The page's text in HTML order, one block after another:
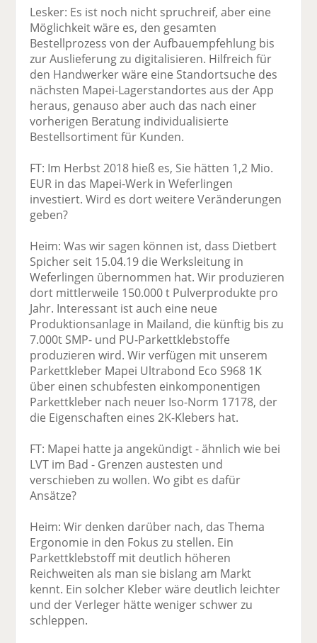
Lesker: Es ist noch nicht spruchreif, aber eine
Möglichkeit wäre es, den gesamten
Bestellprozess von der Aufbauempfehlung bis
zur Auslieferung zu digitalisieren. Hilfreich für
den Handwerker wäre eine Standortsuche des
nächsten Mapei-Lagerstandortes aus der App
heraus, genauso aber auch das nach einer
vorherigen Beratung individualisierte
Bestellsortiment für Kunden.
FT: Im Herbst 2018 hieß es, Sie hätten 1,2 Mio.
EUR in das Mapei-Werk in Weferlingen
investiert. Wird es dort weitere Veränderungen
geben?
Heim: Was wir sagen können ist, dass Dietbert
Spicher seit 15.04.19 die Werksleitung in
Weferlingen übernommen hat. Wir produzieren
dort mittlerweile 150.000 t Pulverprodukte pro
Jahr. Interessant ist auch eine neue
Produktionsanlage in Mailand, die künftig bis zu
7.000t SMP- und PU-Parkettklebstoffe
produzieren wird. Wir verfügen mit unserem
Parkettkleber Mapei Ultrabond Eco S968 1K
über einen schubfesten einkomponentigen
Parkettkleber nach neuer Iso-Norm 17178, der
die Eigenschaften eines 2K-Klebers hat.
FT: Mapei hatte ja angekündigt - ähnlich wie bei
LVT im Bad - Grenzen austesten und
verschieben zu wollen. Wo gibt es dafür
Ansätze?
Heim: Wir denken darüber nach, das Thema
Ergonomie in den Fokus zu stellen. Ein
Parkettklebstoff mit deutlich höheren
Reichweiten als man sie bislang am Markt
kennt. Ein solcher Kleber wäre deutlich leichter
und der Verleger hätte weniger schwer zu
schleppen.